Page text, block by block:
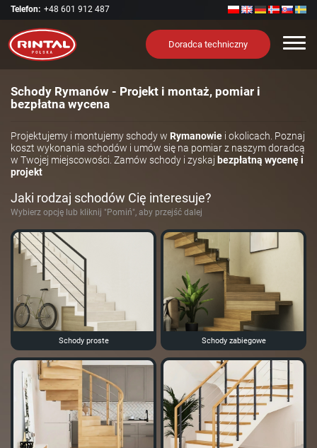
Telefon: +48 601 912 487
Doradca techniczny
Schody Rymanów - Projekt i montaż, pomiar i
bezpłatna wycena
Projektujemy i montujemy schody w Rymanowie i okolicach. Poznaj
koszt wykonania schodów i umów się na pomiar z naszym doradcą
w Twojej miejscowości. Zamów schody i zyskaj bezpłatną wycenę i
projekt
Jaki rodzaj schodów Cię interesuje?
Wybierz opcję lub kliknij "Pomiń", aby przejść dalej
Schody proste Schody zabiegowe